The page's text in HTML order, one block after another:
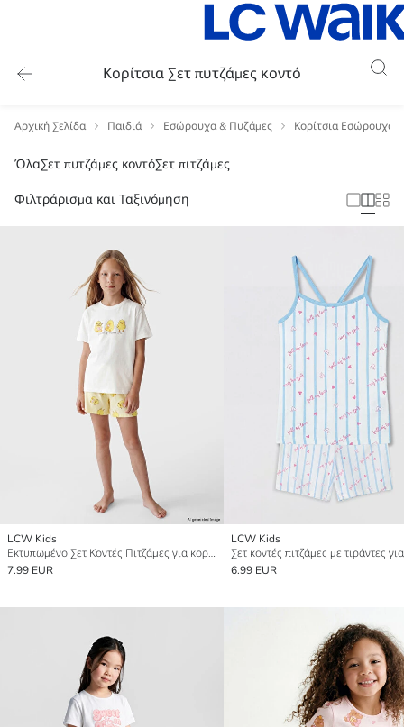
Κορίτσια Σετ πυτζάμες κοντό
Αρχική Σελίδα Παιδιά Εσώρουχα & Πυζάμες Κορίτσια Εσώρουχα
ΌλαΣετ πυτζάμες κοντόΣετ πιτζάμες
Φιλτράρισμα και Ταξινόμηση
LCW Kids
Εκτυπωμένο Σετ Κοντές Πιτζάμες για κορίτσια
7.99 EUR
LCW Kids
6.99 EUR